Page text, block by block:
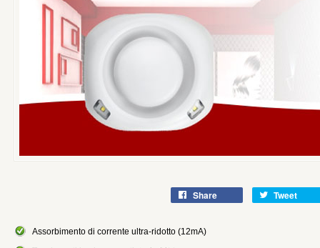
Share Tweet
Assorbimento di corrente ultra-ridotto (12mA)